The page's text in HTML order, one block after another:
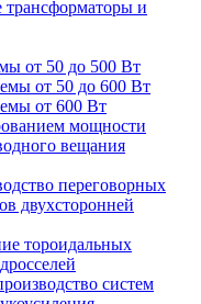
трансформаторы и
от 50 до 500 Вт
от 50 до 600 Вт
от 600 Вт
мощности
вещания
переговорных
двухсторонней
тороидальных
систем